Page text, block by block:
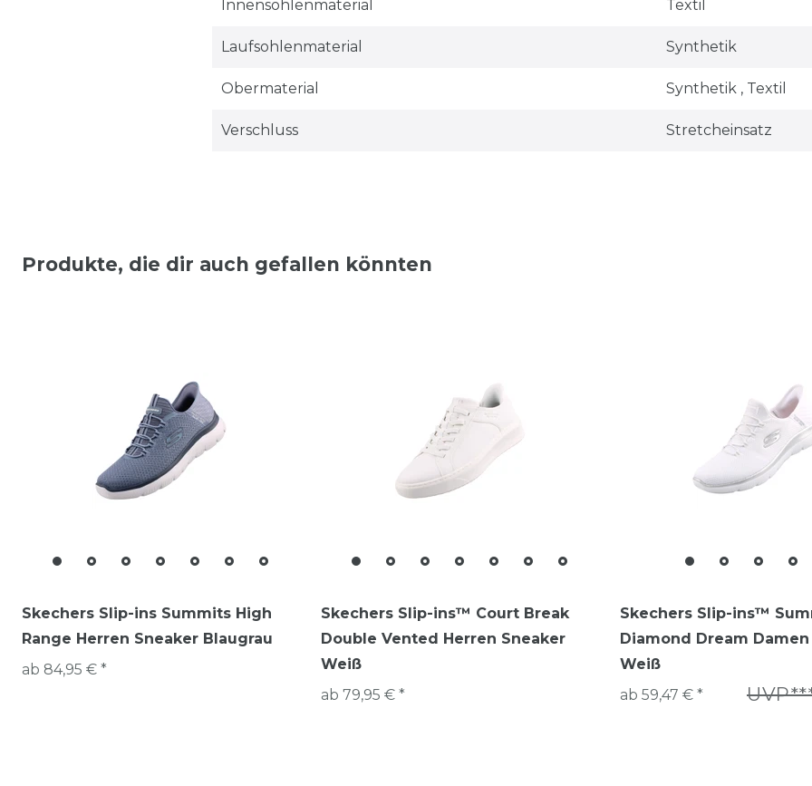
Innensohlenmaterial Textil
Laufsohlenmaterial Synthetik
Obermaterial Synthetik , Textil
Verschluss Stretcheinsatz
Produkte, die dir auch gefallen könnten
Skechers Slip-ins Summits High
Range Herren Sneaker Blaugrau
ab 84,95 € *
Skechers Slip-ins™ Court Break
Double Vented Herren Sneaker
Weiß
ab 79,95 € *
Skechers Slip-ins™
Diamond Dream
Weiß
ab 59,47 € *